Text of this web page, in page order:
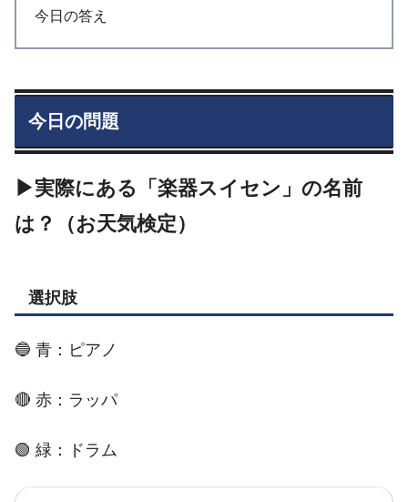
今日の答え
今日の問題
▶実際にある「楽器スイセン」の名前
は？（お天気検定）
選択肢
🔵 青：ピアノ
🔴 赤：ラッパ
🟢 緑：ドラム